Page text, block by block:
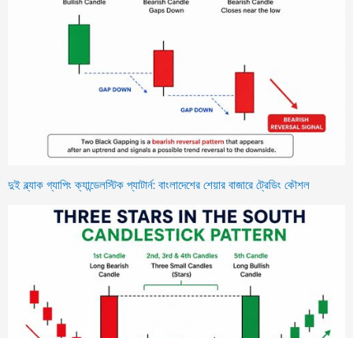
দুই ব্ল্যাক গ্যাপিং ক্যান্ডেলস্টিক প্যাটার্ন: বাংলাদেশের শেয়ার বাজারে ট্রেডিং কৌশল